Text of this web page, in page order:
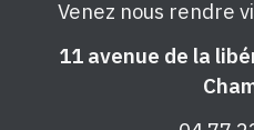
Venez nous rendre
11 avenue de la